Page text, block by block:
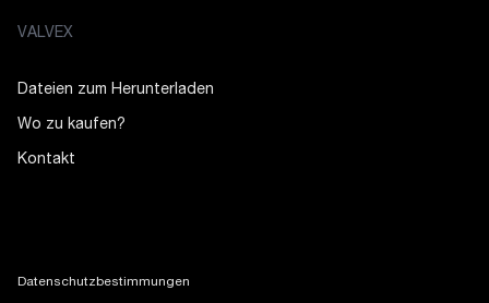
VALVEX
Dateien zum Herunterladen
Wo zu kaufen?
Kontakt
Datenschutzbestimmungen